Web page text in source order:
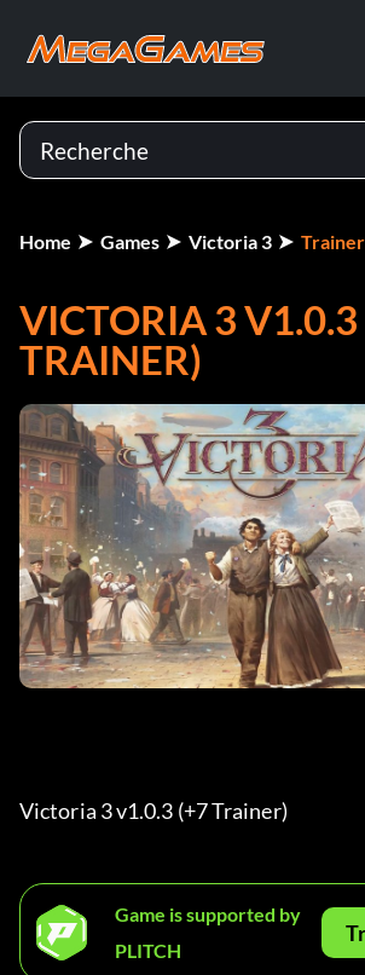
Home Games Victoria 3
VICTORIA 3 V1.0.3
TRAINER)
Victoria 3 v1.0.3 (+7 Trainer)
Game is supported by
PLITCH